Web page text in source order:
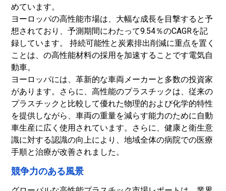
めています。
ヨーロッパの高性能市場は、大幅な成長を目撃すると予
想されており、予測期間にわたって9.54％のCAGRを記
録しています。 持続可能性と炭素排出削減に重点を置く
ことは、の高性能材料の採用を加速することです電気自
動車。
ヨーロッパには、革新的な車両メーカーと多数の投資家
があります。さらに、高性能のプラスチックは、従来の
プラスチックと比較して優れた物理的および化学的特性
を提供しながら、車両の重量を減らす能力のために自動
車生産に広く使用されています。
さらに、健康と衛生意
識に対する認識の向上により、地域全体の病院での医療
手順と治療が改善されました。
競争力のある風景